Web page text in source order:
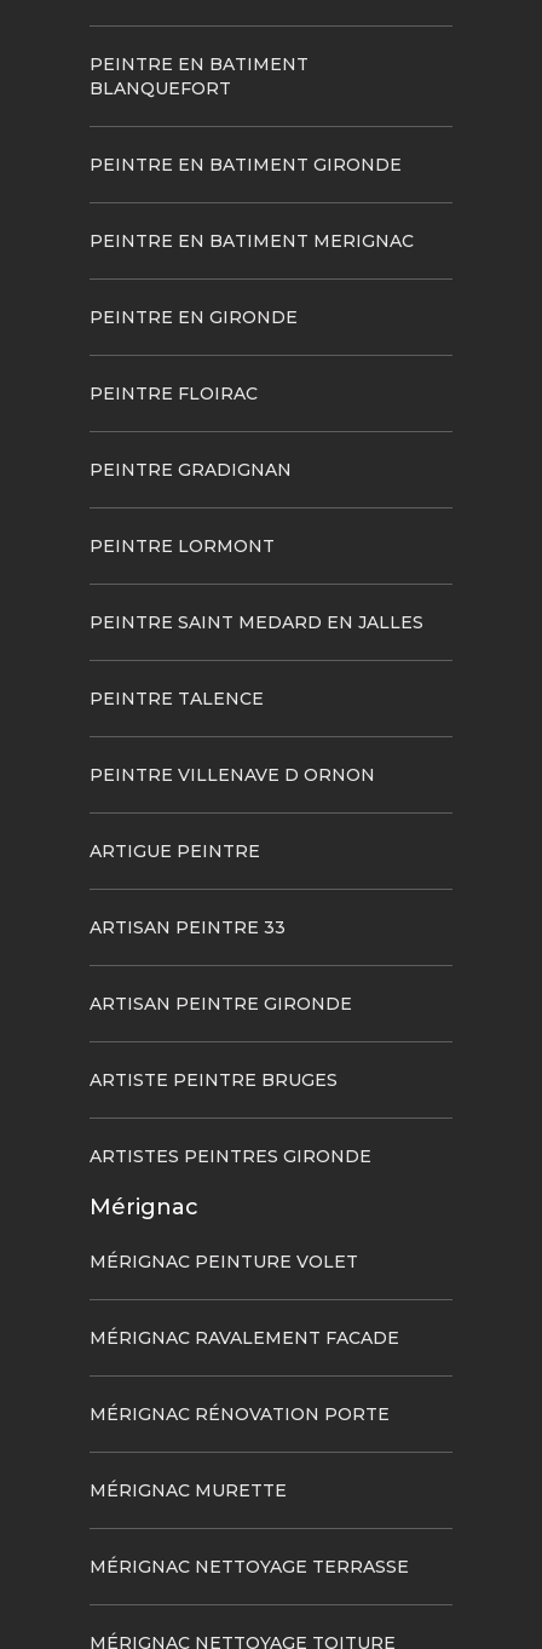
PEINTRE EN BATIMENT
BLANQUEFORT
PEINTRE EN BATIMENT GIRONDE
PEINTRE EN BATIMENT MERIGNAC
PEINTRE EN GIRONDE
PEINTRE FLOIRAC
PEINTRE GRADIGNAN
PEINTRE LORMONT
PEINTRE SAINT MEDARD EN JALLES
PEINTRE TALENCE
PEINTRE VILLENAVE D ORNON
ARTIGUE PEINTRE
ARTISAN PEINTRE 33
ARTISAN PEINTRE GIRONDE
ARTISTE PEINTRE BRUGES
ARTISTES PEINTRES GIRONDE
Mérignac
MÉRIGNAC PEINTURE VOLET
MÉRIGNAC RAVALEMENT FACADE
MÉRIGNAC RÉNOVATION PORTE
MÉRIGNAC MURETTE
MÉRIGNAC NETTOYAGE TERRASSE
MÉRIGNAC NETTOYAGE TOITURE